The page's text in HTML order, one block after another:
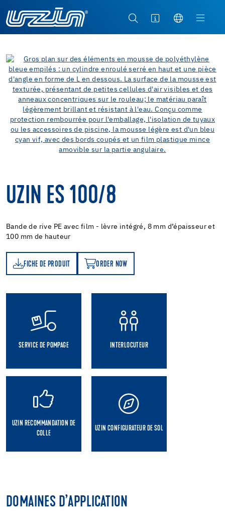
UZIN ES 100/8
Bande de rive PE avec film - lèvre intégré, 8 mm d’épaisseur et
100 mm de hauteur
FICHE DE PRODUIT ORDER NOW
ORDER NOW
SERVICE DE POMPAGE INTERLOCUTEUR
UZIN RECOMMANDATION DE
COLLE
UZIN CONFIGURATEUR DE SOL
DOMAINES D’APPLICATION